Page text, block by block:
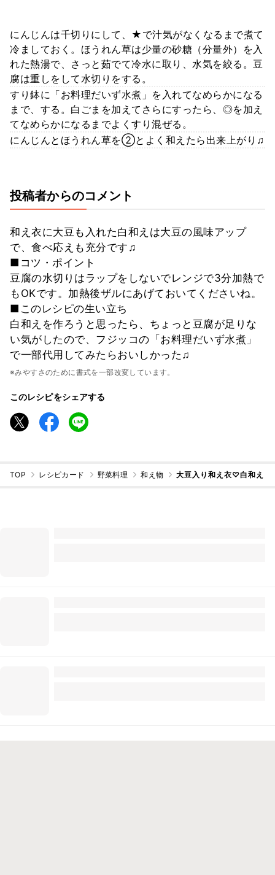
にんじんは千切りにして、★で汁気がなくなるまで煮て
冷ましておく。ほうれん草は少量の砂糖（分量外）を入
れた熱湯で、さっと茹でて冷水に取り、水気を絞る。豆
腐は重しをして水切りをする。
すり鉢に「お料理だいず水煮」を入れてなめらかになる
まで、する。白ごまを加えてさらにすったら、◎を加え
てなめらかになるまでよくすり混ぜる。
にんじんとほうれん草を②とよく和えたら出来上がり♫
投稿者からのコメント
和え衣に大豆も入れた白和えは大豆の風味アップ
で、食べ応えも充分です♫
■コツ・ポイント
豆腐の水切りはラップをしないでレンジで3分加熱で
もOKです。加熱後ザルにあげておいてくださいね。
■このレシピの生い立ち
白和えを作ろうと思ったら、ちょっと豆腐が足りな
い気がしたので、フジッコの「お料理だいず水煮」
で一部代用してみたらおいしかった♫
※みやすさのために書式を一部改変しています。
このレシピをシェアする
TOP レシピカード 野菜料理 和え物 大豆入り和え衣♡白和え